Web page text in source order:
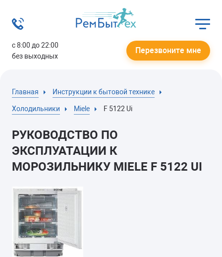
с 8:00 до 22:00
без выходных
Перезвоните мне
Главная Инструкции к бытовой технике
Холодильники Miele F 5122 Ui
РУКОВОДСТВО ПО
ЭКСПЛУАТАЦИИ К
МОРОЗИЛЬНИКУ MIELE F 5122 UI